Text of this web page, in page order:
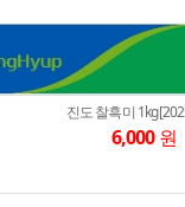
진도 찰흑미
6,000원